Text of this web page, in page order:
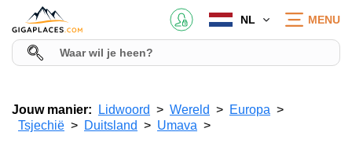
NL MENU
Jouw manier: Lidwoord Wereld
Europa
Tsjechië
Duitsland Umava